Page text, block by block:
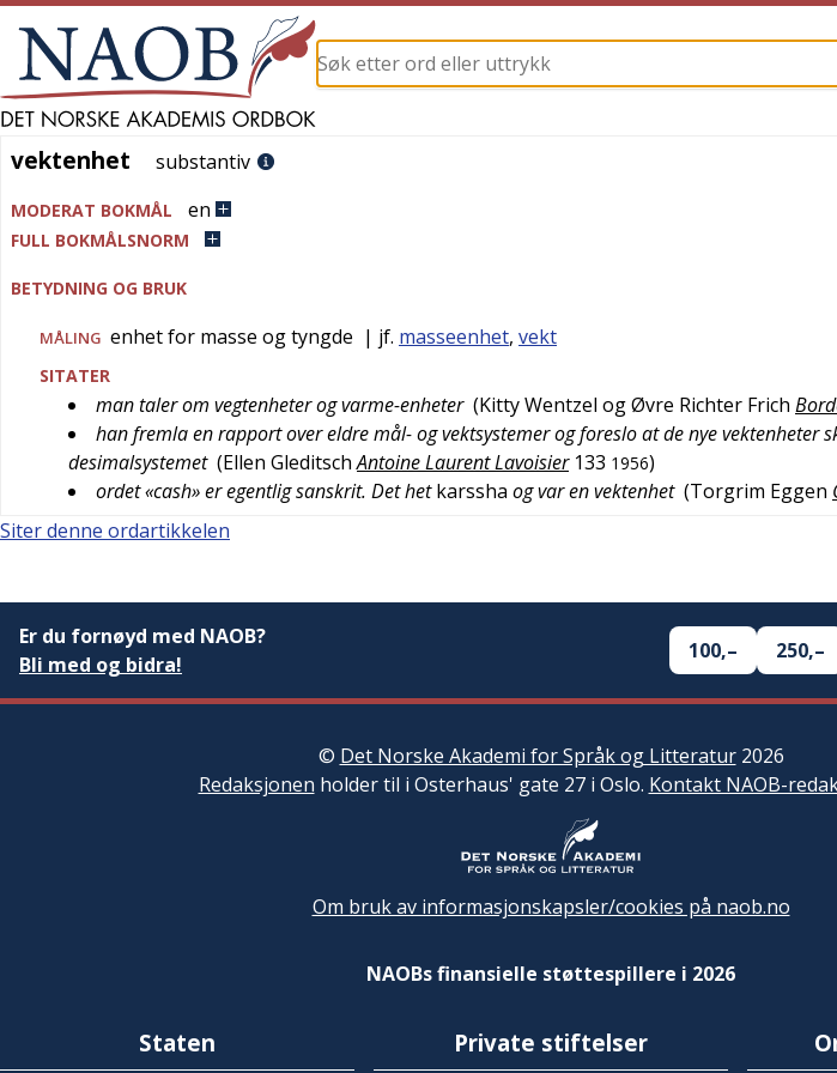
vektenhet
vektenhet substantiv
MODERAT BOKMÅL en
FULL BOKMÅLSNORM
BETYDNING OG BRUK
MÅLING enhet for masse og tyngde | jf. masseenhet, vekt
SITATER
man taler om vegtenheter og varme-enheter (Kitty Wentzel og Øvre Richter Frich
han fremla en rapport over eldre mål- og vektsystemer og foreslo at de nye vektenheter
desimalsystemet (Ellen Gleditsch Antoine Laurent Lavoisier 133 1956)
ordet «cash» er egentlig sanskrit. Det hetkarssha og var en vektenhet (Torgrim Eggen
Siter denne ordartikkelen
Er du fornøyd med NAOB?
Bli med og bidra!
100,– 250,–
© Det Norske Akademi for Språk og Litteratur2026
Redaksjonen holder til i Osterhaus' gate 27 i Oslo. Kontakt NAOB-
Om bruk av informasjonskapsler/cookies på naob.no
NAOBs finansielle støttespillere i 2026
Staten Private stiftelser